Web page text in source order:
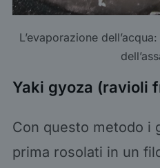
L’evaporazione
Yaki gyoza (ravioli
Con questo metodo i
prima rosolati in un